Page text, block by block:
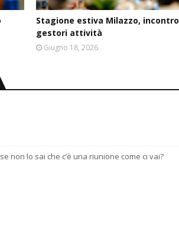
Stagione estiva Milazzo, incontro
gestori attività
Giugno 18, 2026
non lo sai che c’è una riunione come ci vai?